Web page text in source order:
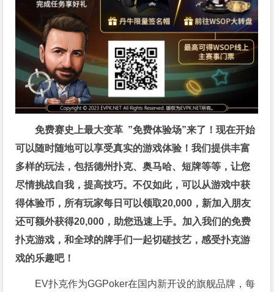
免费赛史上最大变革 ”免费体验场”来了！现在开始
可以随时随地可以享受真实的游戏体验！我们提供丰富
多样的玩法，包括德州扑克、奥马哈、短牌等等，让您
尽情挑战自我，提高技巧。不仅如此，可以从游戏中获
得体验币，所有玩家每日可以领取20,000，新加入朋友
还可额外获得20,000，助您迅速上手。 加入我们的免费
扑克游戏，和全球的牌手们一起切磋技艺，感受扑克游
戏的乐趣吧！
EV扑克作为GGPoker在国内新开设的旗舰品牌，每